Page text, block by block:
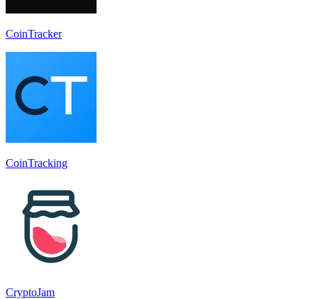
CoinTracker
CoinTracking
CryptoJam